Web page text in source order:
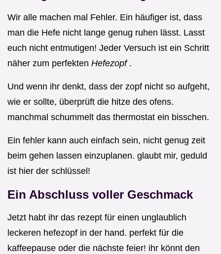
Wir alle machen mal Fehler. Ein häufiger ist, dass
man die Hefe nicht lange genug ruhen lässt. Lasst
euch nicht entmutigen! Jeder Versuch ist ein Schritt
näher zum perfekten Hefezopf .
Und wenn ihr denkt, dass der zopf nicht so aufgeht,
wie er sollte, überprüft die hitze des ofens.
manchmal schummelt das thermostat ein bisschen.
Ein fehler kann auch einfach sein, nicht genug zeit
beim gehen lassen einzuplanen. glaubt mir, geduld
ist hier der schlüssel!
Ein Abschluss voller Geschmack
Jetzt habt ihr das rezept für einen unglaublich
leckeren hefezopf in der hand. perfekt für die
kaffeepause oder die nächste feier! ihr könnt den